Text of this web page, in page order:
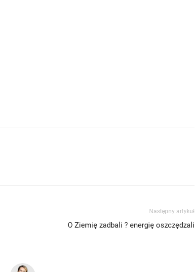
Następny artykuł
O Ziemię zadbali ? energię oszczędzali